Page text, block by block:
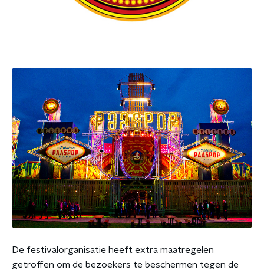
De festivalorganisatie heeft extra maatregelen
getroffen om de bezoekers te beschermen tegen de